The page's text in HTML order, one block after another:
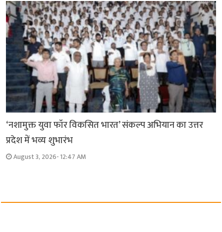
‘नशामुक्त युवा फॉर विकसित भारत’ संकल्प अभियान का उत्तर
प्रदेश में भव्य शुभारंभ
August 3, 2026- 12:47 AM